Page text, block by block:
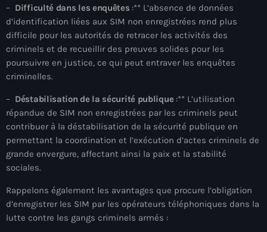
21 Nasyon
34th cohort of the PNH
400 Mawozo
400 Mawozo gang
739 new officers
79th UN General Assembly
A lire
AAN
Abrite-toi
– Difficulté dans les enquêtes :** L’absence de données
d’identification liées aux SIM non enregistrées rend plus
difficile pour les autorités de retracer les activités des
criminels et de recueillir des preuves solides pour les
poursuivre en justice, ce qui peut entraver les enquêtes
criminelles.
– Déstabilisation de la sécurité publique :** L’utilisation
répandue de SIM non enregistrées par les criminels peut
contribuer à la déstabilisation de la sécurité publique en
permettant la coordination et l’exécution d’actes criminels de
grande envergure, affectant ainsi la paix et la stabilité
sociales.
Rappelons également les avantages que procure l’obligation
d’enregistrer les SIM par les opérateurs téléphoniques dans la
lutte contre les gangs criminels armés :